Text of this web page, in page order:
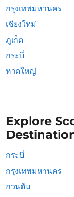
กรุงเทพมหานคร
เชียงใหม่
ภูเก็ต
กระบี่
หาดใหญ่
Explore
กระบี่
กรุงเทพมหานคร
กวนตัน